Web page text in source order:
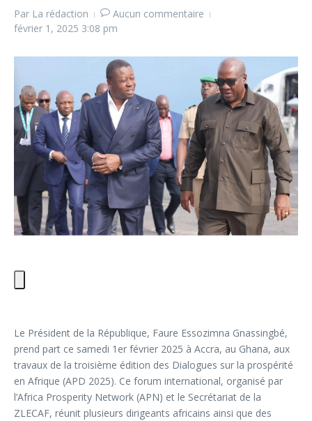
Par La rédaction
Aucun commentaire
février 1, 2025 3:08 pm
Le Président de la République, Faure Essozimna Gnassingbé,
prend part ce samedi 1er février 2025 à Accra, au Ghana, aux
travaux de la troisième édition des Dialogues sur la prospérité
en Afrique (APD 2025). Ce forum international, organisé par
l’Africa Prosperity Network (APN) et le Secrétariat de la
ZLECAF, réunit plusieurs dirigeants africains ainsi que des